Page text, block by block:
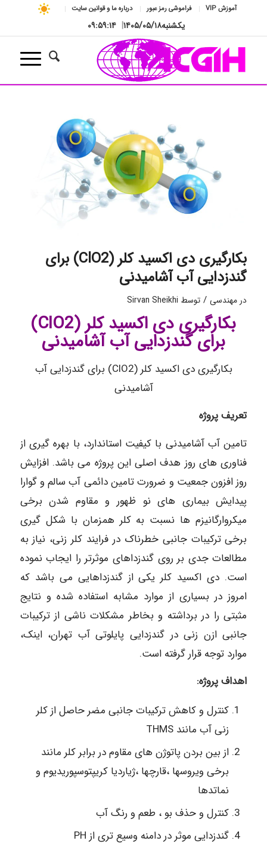
آموزش VIP فراموشی رمز عبور درباره ما و قوانین سایت
یکشنبه۱۴۰۵/۰۵/۱۸| ۰۹:۵۹:۱۵
بکارگیری دی اکسید کلر (ClO2) برای
گندزدایی آب آشامیدنی
درمهندسی / توسط Sirvan Sheikhi
بکارگیری دی اکسید کلر (ClO2)
برای گندزدایی آب آشامیدنی
بکارگیری دی اکسید کلر (ClO2) برای گندزدایی آب
آشامیدنی
تعریف پروژه
تامین آب آشامیدنی با کیفیت استاندارد، با بهره گیری از
فناوری های روز هدف اصلی این پروژه می باشد. افزایش
روز افزون جمعیت و ضرورت تامین دائمی آب سالم و گوارا
پیدایش بیماری های نو ظهور و مقاوم شدن برخی
میکروارگانیزم ها نسبت به کلر همزمان با شکل گیری
برخی ترکیبات جانبی خطرناک در فرایند کلر زنی، نیاز به
مطالعات جدی بر روی گندزداهای موثرتر را ایجاب نموده
است. دی اکسید کلر یکی از گندزداهایی می باشد که
امروز در بسیاری از موارد مشابه استفاده شده و نتایج
مثبتی را در برداشته و بخاطر مشکلات ناشی از ترکیبات
جانبی ازن زنی در گندزدایی پایلوتی آب تهران، اینک،
موارد توجه قرار گرفته است.
اهداف پروژه:
کنترل و کاهش ترکیبات جانبی مضر حاصل از کلر
زنی آب مانند THMS
از بین بردن پاتوژن های مقاوم در برابر کلر مانند
برخی ویروسها ،قارچها ،ژیاردیا کریپتوسپوریدیوم و
نماتدها
کنترل و حذف بو ، طعم و رنگ آب
گندزدایی موثر در دامنه وسیع تری از PH